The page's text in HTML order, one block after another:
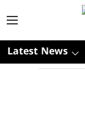
Latest News